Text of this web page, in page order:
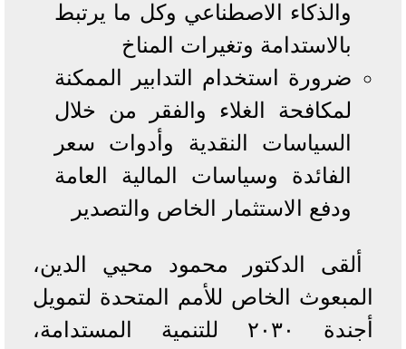
والذكاء الاصطناعي وكل ما يرتبط
بالاستدامة وتغيرات المناخ
ضرورة استخدام التدابير الممكنة
لمكافحة الغلاء والفقر من خلال
السياسات النقدية وأدوات سعر
الفائدة وسياسات المالية العامة
ودفع الاستثمار الخاص والتصدير
ألقى الدكتور محمود محيي الدين،
المبعوث الخاص للأمم المتحدة لتمويل
أجندة ٢٠٣٠ للتنمية المستدامة،